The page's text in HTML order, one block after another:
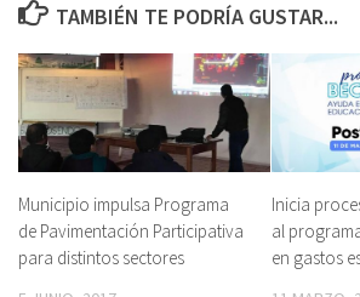
TAMBIÉN TE PODRÍA GUSTAR...
Municipio impulsa Programa
de Pavimentación Participativa
para distintos sectores
Inicia
al
en gastos